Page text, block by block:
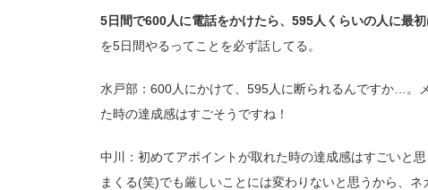
5日間で600人に電話をかけたら、595人くらいの人に最初
を5日間やるってことを必ず話してる。
水戸部：600人にかけて、595人に断られるんですか…。
た時の達成感はすごそうですね！
中川：初めてアポイントが取れた時の達成感はすごいと
まくる(笑)でも厳しいことには変わりないと思うから、